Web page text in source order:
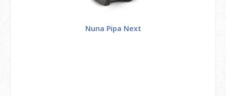
Nuna Pipa Next